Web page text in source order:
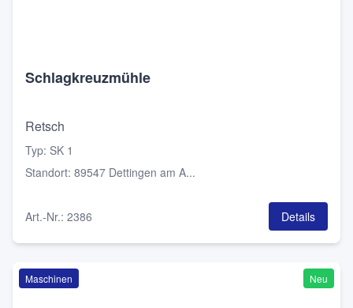
Schlagkreuzmühle
Retsch
Typ: SK 1
Standort: 89547 Dettingen am A...
Art.-Nr.: 2386 Details
Maschinen Neu